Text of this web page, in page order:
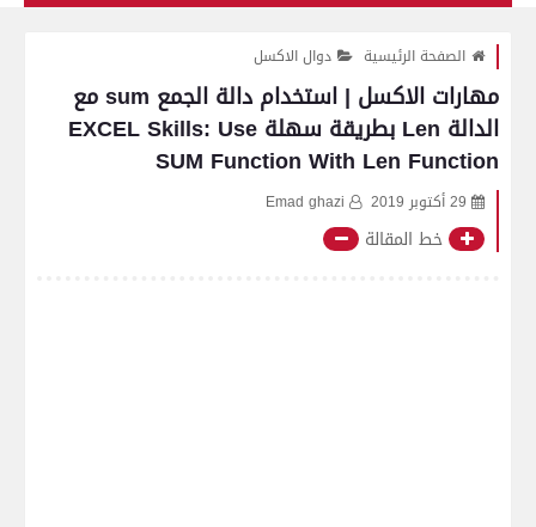
الصفحة الرئيسية دوال الاكسل
مهارات الاكسل | استخدام دالة الجمع sum مع
الدالة Len بطريقة سهلة EXCEL Skills: Use
SUM Function With Len Function
29 أكتوبر 2019 Emad ghazi
خط المقالة